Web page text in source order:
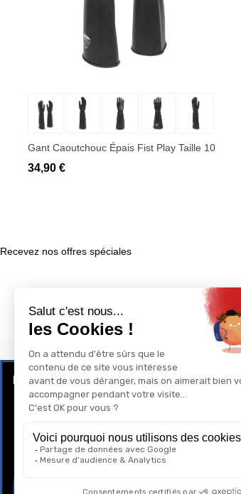
Ajouter au panier
Gant Caoutchouc Épais Fist Play Taille 10
34,90 €
Recevez nos offres spéciales
LE CLUB RÉCOMPENSE ET PRIVILÈGE
Programme de Fidélité